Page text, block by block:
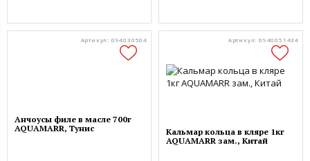
Артикул: 094030504
Анчоусы филе в масле 700г
AQUAMARR, Тунис
Артикул: 0940051434
Кальмар кольца в кляре 1кг
AQUAMARR зам., Китай